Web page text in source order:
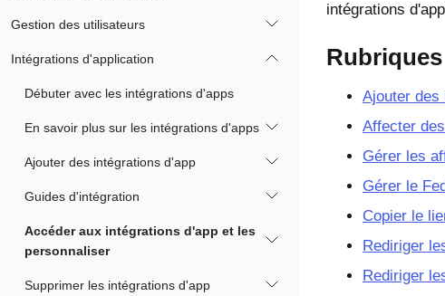
Gestion des utilisateurs
Intégrations d'application
Débuter avec les intégrations d'apps
En savoir plus sur les intégrations d'apps
Ajouter des intégrations d'app
Guides d'intégration
Accéder aux intégrations d'app et les
personnaliser
Supprimer les intégrations d'app
intégrations
Rubriques
Ajouter des
Affecter
Gérer les
Gérer le
Copier le
Rediriger
Rediriger